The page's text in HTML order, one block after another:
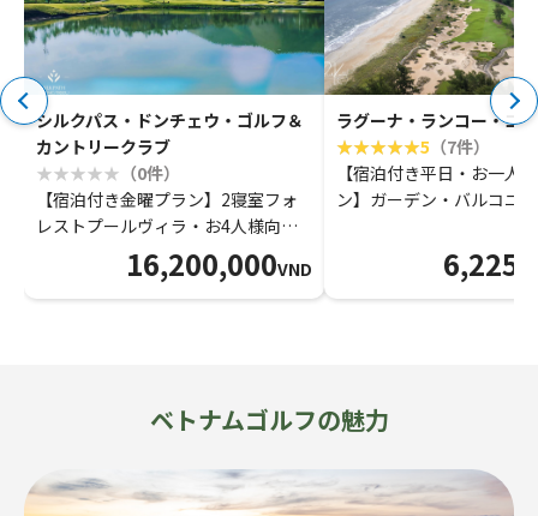
シルクパス・ドンチェウ・ゴルフ＆
カントリークラブ
（0件）
【宿泊付き金曜プラン】2寝室フォ
レストプールヴィラ・お4人様向け
16,200,000VND
ラグーナ・ランコー・ゴ
5 （7件）
【宿泊付き平日・お一人
ン】ガーデン・バルコニ
ベトナムゴルフの魅力